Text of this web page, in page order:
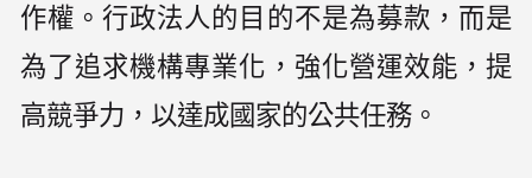
作權。行政法人的目的不是為募款，而是
為了追求機構專業化，強化營運效能，提
高競爭力，以達成國家的公共任務。